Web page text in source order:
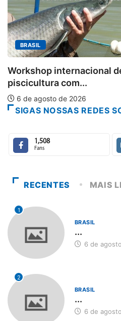
internacional debate
com...
de 2026
SIGAS NOSSAS REDES
1,508
Fans
RECENTES MAIS
1
BRASIL
...
6 de
2
BRASIL
...
6 de